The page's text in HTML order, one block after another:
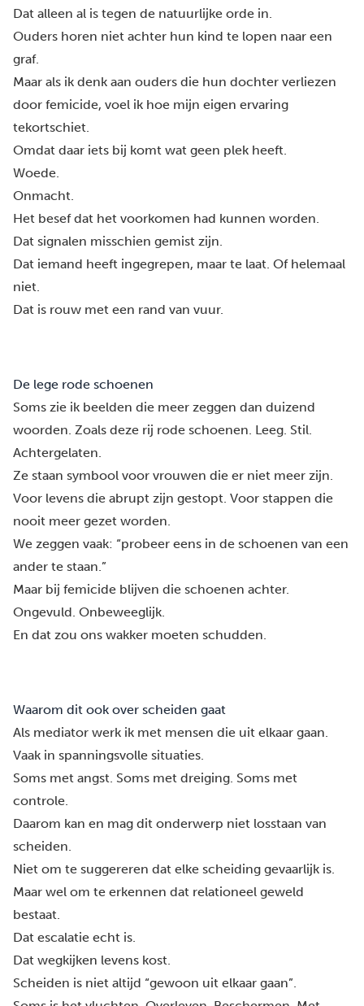
Dat alleen al is tegen de natuurlijke orde in.
Ouders horen niet achter hun kind te lopen naar een
graf.
Maar als ik denk aan ouders die hun dochter verliezen
door femicide, voel ik hoe mijn eigen ervaring
tekortschiet.
Omdat daar iets bij komt wat geen plek heeft.
Woede.
Onmacht.
Het besef dat het voorkomen had kunnen worden.
Dat signalen misschien gemist zijn.
Dat iemand heeft ingegrepen, maar te laat. Of helemaal
niet.
Dat is rouw met een rand van vuur.
De lege rode schoenen
Soms zie ik beelden die meer zeggen dan duizend
woorden. Zoals deze rij rode schoenen. Leeg. Stil.
Achtergelaten.
Ze staan symbool voor vrouwen die er niet meer zijn.
Voor levens die abrupt zijn gestopt. Voor stappen die
nooit meer gezet worden.
We zeggen vaak: “probeer eens in de schoenen van een
ander te staan.”
Maar bij femicide blijven die schoenen achter.
Ongevuld. Onbeweeglijk.
En dat zou ons wakker moeten schudden.
Waarom dit ook over scheiden gaat
Als mediator werk ik met mensen die uit elkaar gaan.
Vaak in spanningsvolle situaties.
Soms met angst. Soms met dreiging. Soms met
controle.
Daarom kan en mag dit onderwerp niet losstaan van
scheiden.
Niet om te suggereren dat elke scheiding gevaarlijk is.
Maar wel om te erkennen dat relationeel geweld
bestaat.
Dat escalatie echt is.
Dat wegkijken levens kost.
Scheiden is niet altijd “gewoon uit elkaar gaan”.